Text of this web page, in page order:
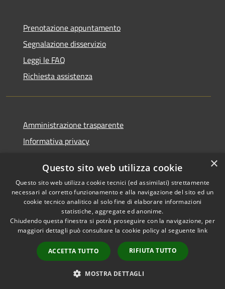
Prenotazione appuntamento
Segnalazione disservizio
Leggi le FAQ
Richiesta assistenza
Amministrazione trasparente
Informativa privacy
Dichiarazione di accessibilità
RSS
Accessibilità
Copyright © 2026 • Comune di
Casola in Lunigiana • Powered
byMunicipium
Accesso
redazione
×
Questo sito web utilizza cookie
Questo sito web utilizza cookie tecnici (ed assimilati) strettamente
necessari al corretto funzionamento e alla navigazione del sito ed un
cookie tecnico analitico al solo fine di elaborare informazioni
statistiche, aggregate ed anonime.
Chiudendo questa finestra si potrà proseguire con la navigazione, per
maggiori dettagli può consultare la cookie policy al seguente link
ACCETTA TUTTO RIFIUTA TUTTO
MOSTRA DETTAGLI